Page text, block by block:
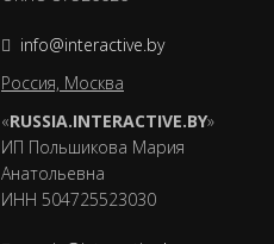
info@interactive.by
Россия, Москва
«RUSSIA.INTERACTIVE.BY»
ИП Польшикова Мария
Анатольевна
ИНН 504725523030